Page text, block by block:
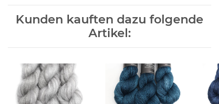
Kunden kauften dazu folgende
Artikel: